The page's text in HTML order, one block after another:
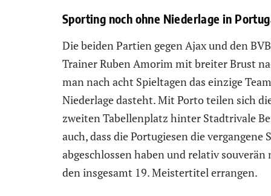
Sporting noch ohne Niederlage in
Die beiden Partien gegen Ajax und den
Trainer Ruben Amorim mit breiter Brust
man nach acht Spieltagen das einzige
Niederlage dasteht. Mit Porto teilen sich
zweiten Tabellenplatz hinter Stadtrivale
auch, dass die Portugiesen die
abgeschlossen haben und relativ
den insgesamt 19. Meistertitel errangen.